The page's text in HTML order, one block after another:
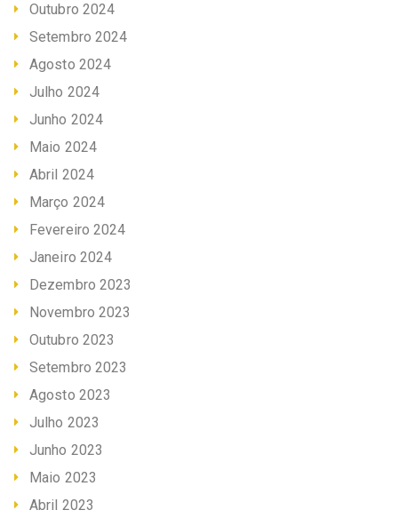
Outubro 2024
Setembro 2024
Agosto 2024
Julho 2024
Junho 2024
Maio 2024
Abril 2024
Março 2024
Fevereiro 2024
Janeiro 2024
Dezembro 2023
Novembro 2023
Outubro 2023
Setembro 2023
Agosto 2023
Julho 2023
Junho 2023
Maio 2023
Abril 2023